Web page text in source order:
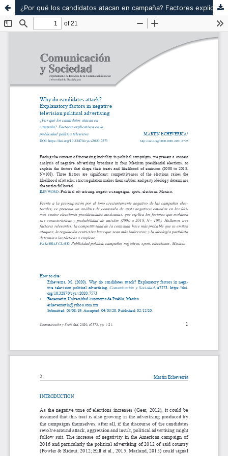
¿Por qué los candidatos atacan en campaña? Factores explicativos en la publicidad política televisiva